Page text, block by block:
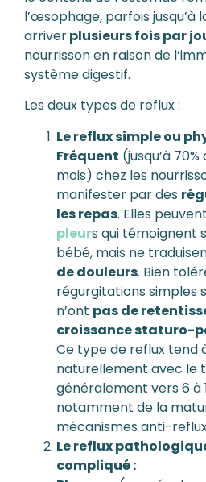
l’œsophage, parfois jusqu’à
arriverplusieurs fois par
nourrisson en raison de
système digestif.
Les deux types de reflux :
Le reflux simple ou
Fréquent (jusqu’à
mois) chez les
manifester par des
les repas. Elles
pleurs qui témoignent
bébé, mais ne
de douleurs. Bien
régurgitations simples
n’ont pas de
croissance staturo-
Ce type de reflux tend
naturellement avec le
généralement vers 6 à
notamment de la
mécanismes anti-
Le reflux
compliqué :